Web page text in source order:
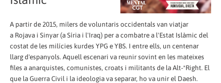
A partir de 2015, milers de voluntaris occidentals van viatjar
a Rojava i Sinyar (a Síria i l'Iraq) per a combatre a l'Estat Islàmic del
costat de les milícies kurdes YPG e YBS. I entre ells, un centenar
llarg d'espanyols. Aquell escenari va reunir sovint en les mateixes
files a anarquistes, comunistes, croats i militants de la Alt-*Right. El
que la Guerra Civil i la ideologia va separar, ho va unir el Daesh.